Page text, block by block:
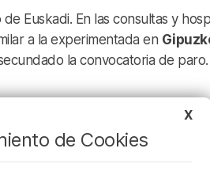
Euskadi. En las consultas y
a la experimentada en
la convocatoria de paro.
X
de Cookies